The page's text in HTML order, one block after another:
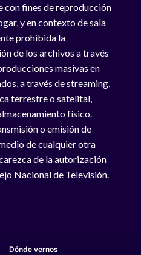
con fines de reproducción
y en contexto de sala
prohibida la
de los archivos a través
masivas en
a través de streaming,
terrestre o satelital,
físico.
o emisión de
de cualquier otra
de la autorización
Nacional de Televisión.
Dónde vernos